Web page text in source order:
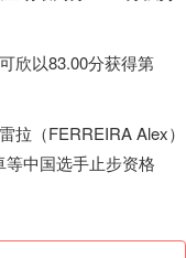
欣以83.00分获得第
拉（FERREIRA Alex）
等中国选手止步资格